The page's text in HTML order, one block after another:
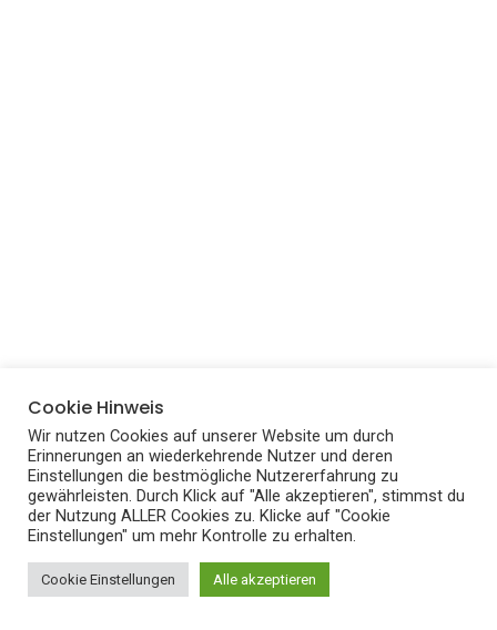
Cookie Hinweis
Wir nutzen Cookies auf unserer Website um durch
Erinnerungen an wiederkehrende Nutzer und deren
Einstellungen die bestmögliche Nutzererfahrung zu
gewährleisten. Durch Klick auf "Alle akzeptieren", stimmst du
der Nutzung ALLER Cookies zu. Klicke auf "Cookie
Einstellungen" um mehr Kontrolle zu erhalten.
Cookie Einstellungen Alle akzeptieren